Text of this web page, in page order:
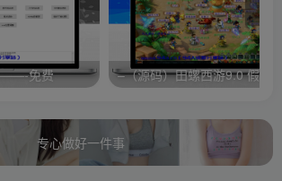
免费
专心做好一件事